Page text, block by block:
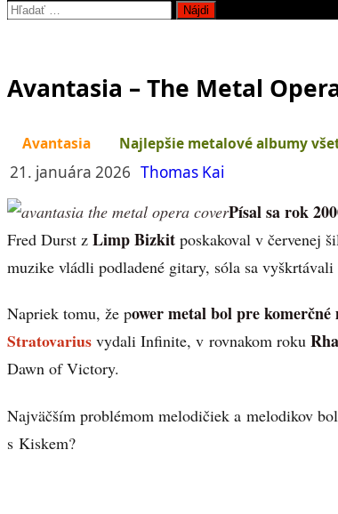
Hľadať:
Avantasia – The Metal
Avantasia Najlepšie metalové albumy
21. januára 2026 Thomas Kai
Písal sa rok
Fred Durst z Limp Bizkit poskakoval v červenej
muzike vládli podladené gitary, sóla sa
Napriek tomu, že power metal bol pre
Stratovarius vydali Infinite, v rovnakom roku
Dawn of Victory.
Najväčším problémom melodičiek a melodikov
s Kiskem?